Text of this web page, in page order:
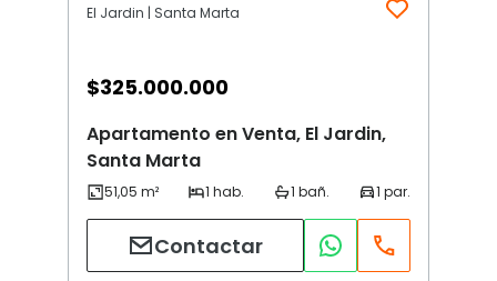
El Jardin | Santa Marta
$325.000.000
Apartamento en Venta, El Jardin,
Santa Marta
Contactar